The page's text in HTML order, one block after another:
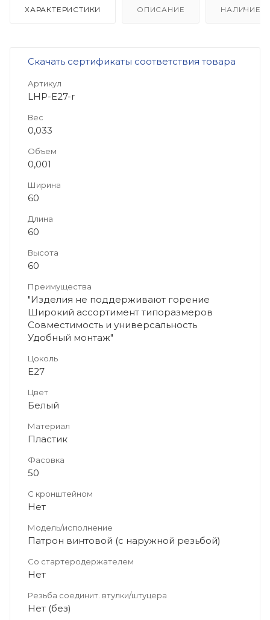
ХАРАКТЕРИСТИКИ ОПИСАНИЕ НАЛИЧИЕ
Скачать сертификаты соответствия товара
Артикул
LHP-E27-r
Вес
0,033
Объем
0,001
Ширина
60
Длина
60
Высота
60
Преимущества
"Изделия не поддерживают горение
Широкий ассортимент типоразмеров
Совместимость и универсальность
Удобный монтаж"
Цоколь
E27
Цвет
Белый
Материал
Пластик
Фасовка
50
С кронштейном
Нет
Модель/исполнение
Патрон винтовой (с наружной резьбой)
Со стартеродержателем
Нет
Резьба соединит. втулки/штуцера
Нет (без)